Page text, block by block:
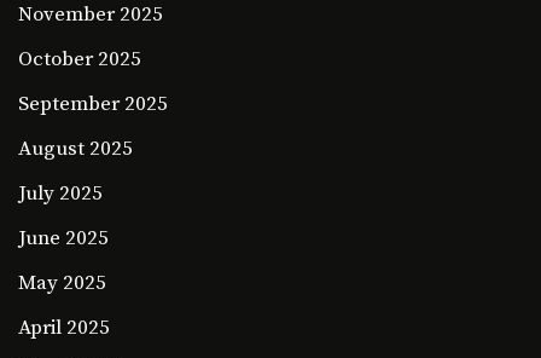
November 2025
October 2025
September 2025
August 2025
July 2025
June 2025
May 2025
April 2025